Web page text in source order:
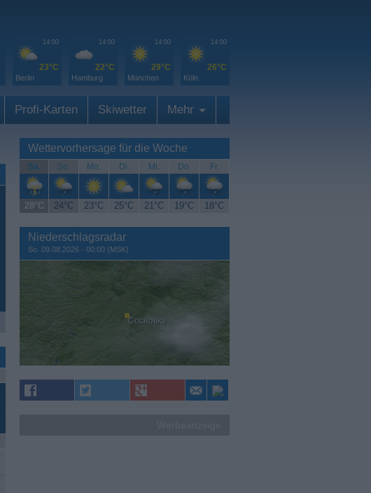
14:00
23°C
Berlin
14:00
22°C
Hamburg
14:00
29°C
München
14:00
26°C
Köln
Profi-Karten Skiwetter Mehr
Wettervorhersage für die Woche
Sa. So. Mo. Di. Mi. Do. Fr.
28°C 24°C 23°C 25°C 21°C 19°C 18°C
Niederschlagsradar
So. 09.08.2026 - 00:00 (MSK)
Сосновка